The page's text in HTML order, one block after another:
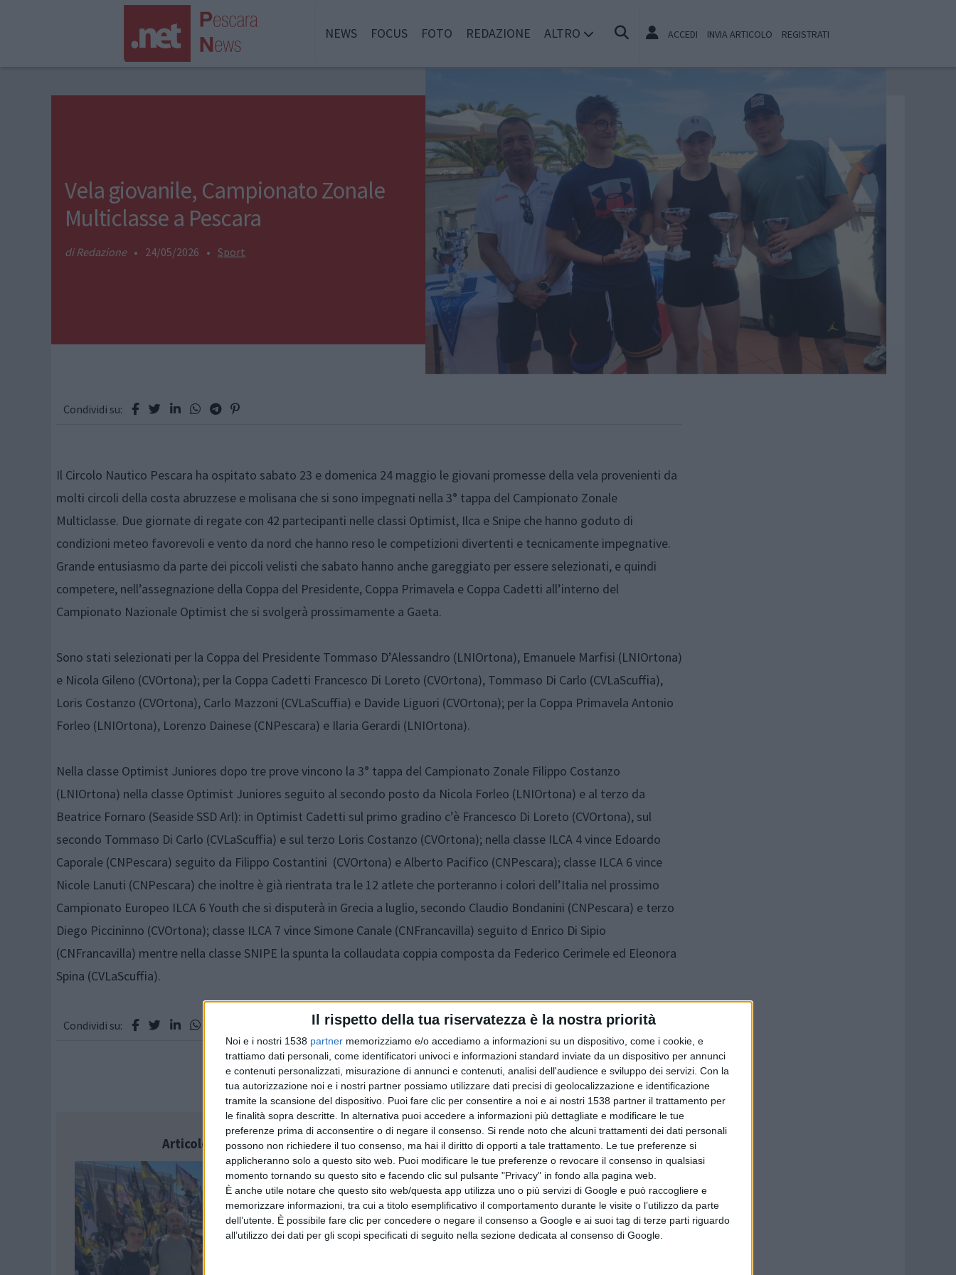
Il rispetto della tua riservatezza è la nostra priorità
Noi e i nostri 1538 partner memorizziamo e/o accediamo a informazioni su un dispositivo, come i cookie, e
trattiamo dati personali, come identificatori univoci e informazioni standard inviate da un dispositivo per annunci
e contenuti personalizzati, misurazione di annunci e contenuti, analisi dell'audience e sviluppo dei servizi. Con la
tua autorizzazione noi e i nostri partner possiamo utilizzare dati precisi di geolocalizzazione e identificazione
tramite la scansione del dispositivo. Puoi fare clic per consentire a noi e ai nostri 1538 partner il trattamento per
le finalità sopra descritte. In alternativa puoi accedere a informazioni più dettagliate e modificare le tue
preferenze prima di acconsentire o di negare il consenso. Si rende noto che alcuni trattamenti dei dati personali
possono non richiedere il tuo consenso, ma hai il diritto di opporti a tale trattamento. Le tue preferenze si
applicheranno solo a questo sito web. Puoi modificare le tue preferenze o revocare il consenso in qualsiasi
momento tornando su questo sito e facendo clic sul pulsante "Privacy" in fondo alla pagina web.
È anche utile notare che questo sito web/questa app utilizza uno o più servizi di Google e può raccogliere e
memorizzare informazioni, tra cui a titolo esemplificativo il comportamento durante le visite o l’utilizzo da parte
dell’utente. È possibile fare clic per concedere o negare il consenso a Google e ai suoi tag di terze parti riguardo
all’utilizzo dei dati per gli scopi specificati di seguito nella sezione dedicata al consenso di Google.
NEWS FOCUS FOTO REDAZIONE ALTRO ACCEDI INVIA ARTICOLO REGISTRATI
Vela giovanile, Campionato Zonale
Multiclasse a Pescara
Redazione • 24/05/2026 • Sport
Condividi su:
Il Circolo Nautico Pescara ha ospitato sabato 23 e domenica 24 maggio le giovani promesse della vela provenienti da
molti circoli della costa abruzzese e molisana che si sono impegnati nella 3° tappa del Campionato Zonale
Multiclasse. Due giornate di regate con 42 partecipanti nelle classi Optimist, Ilca e Snipe che hanno goduto di
condizioni meteo favorevoli e vento da nord che hanno reso le competizioni divertenti e tecnicamente impegnative.
Grande entusiasmo da parte dei piccoli velisti che sabato hanno anche gareggiato per essere selezionati, e quindi
competere, nell’assegnazione della Coppa del Presidente, Coppa Primavela e Coppa Cadetti all’interno del
Campionato Nazionale Optimist che si svolgerà prossimamente a Gaeta.
Sono stati selezionati per la Coppa del Presidente Tommaso D’Alessandro (LNIOrtona), Emanuele Marfisi (LNIOrtona)
e Nicola Gileno (CVOrtona); per la Coppa Cadetti Francesco Di Loreto (CVOrtona), Tommaso Di Carlo (CVLaScuffia),
Loris Costanzo (CVOrtona), Carlo Mazzoni (CVLaScuffia) e Davide Liguori (CVOrtona); per la Coppa Primavela Antonio
Forleo (LNIOrtona), Lorenzo Dainese (CNPescara) e Ilaria Gerardi (LNIOrtona).
Nella classe Optimist Juniores dopo tre prove vincono la 3° tappa del Campionato Zonale Filippo Costanzo
(LNIOrtona) nella classe Optimist Juniores seguito al secondo posto da Nicola Forleo (LNIOrtona) e al terzo da
Beatrice Fornaro (Seaside SSD Arl): in Optimist Cadetti sul primo gradino c’è Francesco Di Loreto (CVOrtona), sul
secondo Tommaso Di Carlo (CVLaScuffia) e sul terzo Loris Costanzo (CVOrtona); nella classe ILCA 4 vince Edoardo
Caporale (CNPescara) seguito da Filippo Costantini (CVOrtona) e Alberto Pacifico (CNPescara); classe ILCA 6 vince
Nicole Lanuti (CNPescara) che inoltre è già rientrata tra le 12 atlete che porteranno i colori dell’Italia nel prossimo
Campionato Europeo ILCA 6 Youth che si disputerà in Grecia a luglio, secondo Claudio Bondanini (CNPescara) e terzo
Diego Piccininno (CVOrtona); classe ILCA 7 vince Simone Canale (CNFrancavilla) seguito d Enrico Di Sipio
(CNFrancavilla) mentre nella classe SNIPE la spunta la collaudata coppia composta da Federico Cerimele ed Eleonora
Spina (CVLaScuffia).
Condividi su:
Articolo successivo Articolo precedente